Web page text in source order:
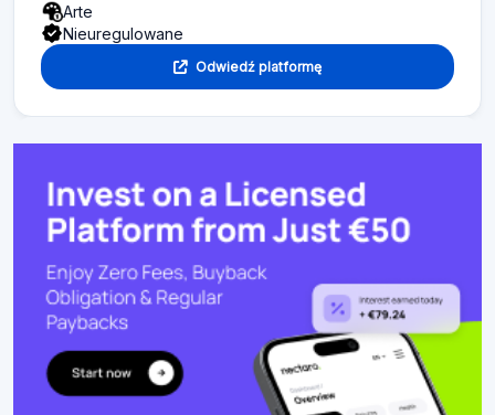
Arte
Nieuregulowane
Odwiedź platformę